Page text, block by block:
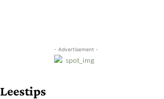
- Advertisement -
Leestips